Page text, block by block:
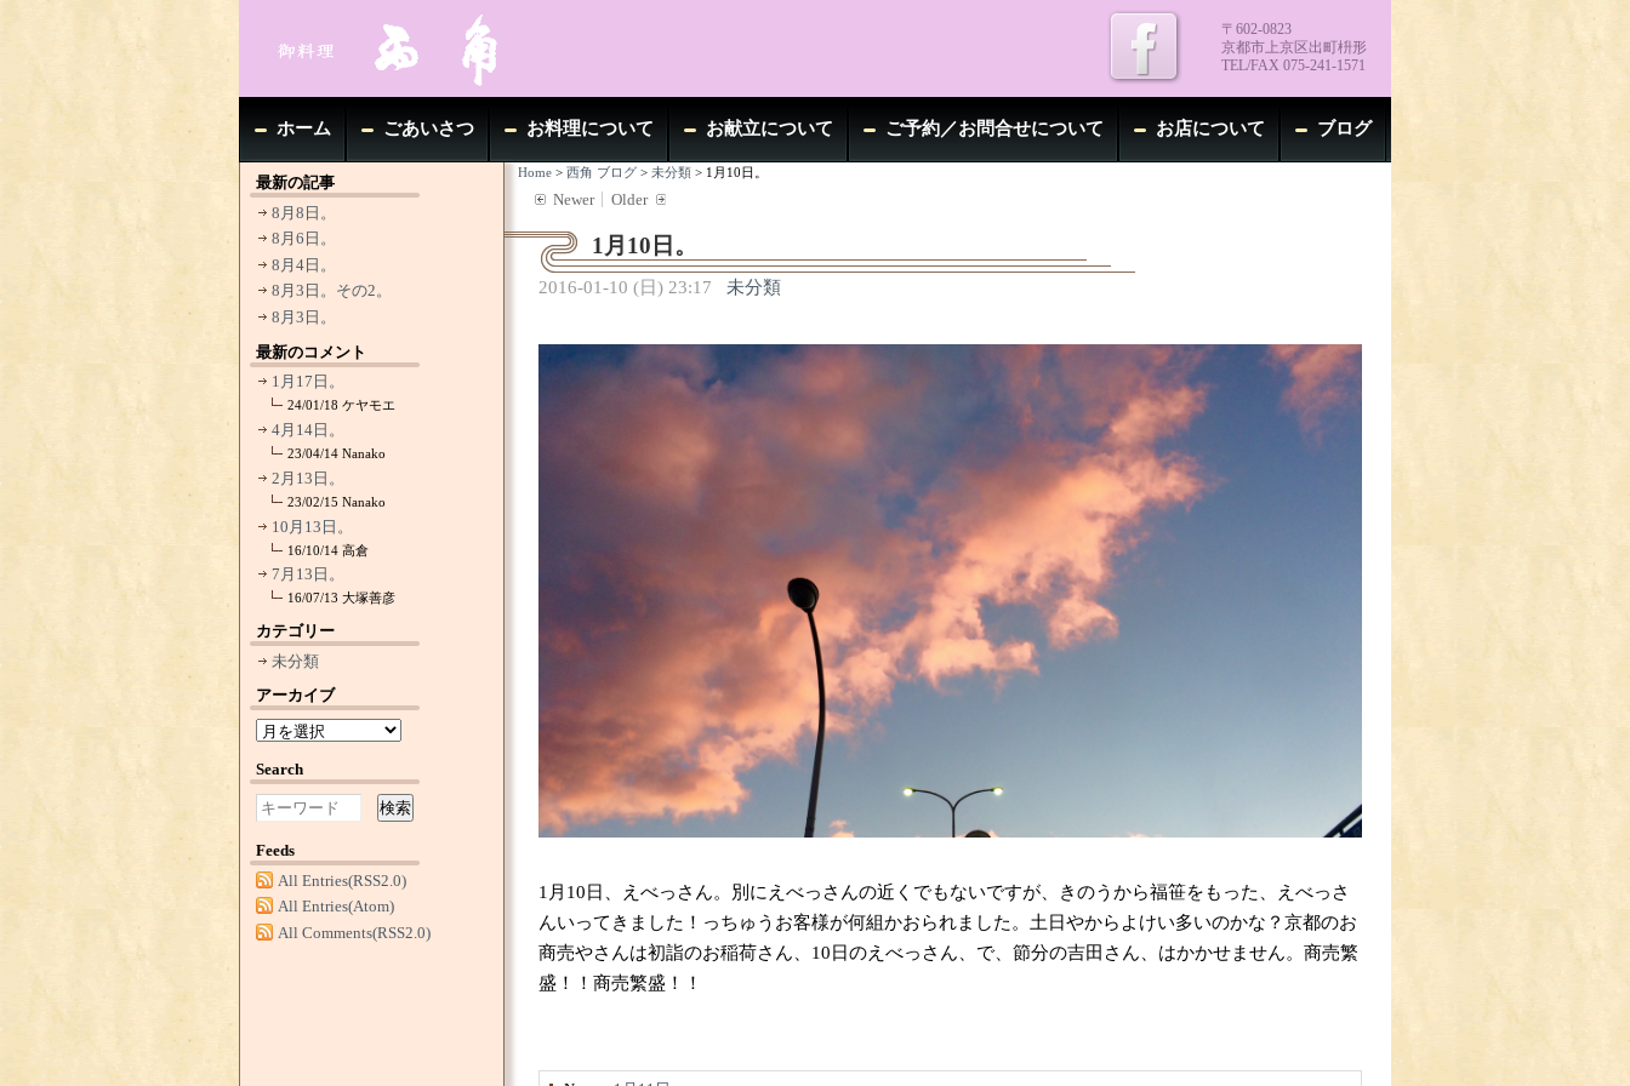
〒602-0823
京都市上京区出町枡形
TEL/FAX 075-241-1571
ホーム ごあいさつ お料理について お献立について ご予約／お問合せについて お店について ブログ
Home> 西角 ブログ> 未分類> 1月10日。
Newer Older
1月10日。
2016-01-10 (日) 23:17 未分類
1月10日、えべっさん。別にえべっさんの近くでもないですが、きのうから福笹をもった、えべっさ
んいってきました！っちゅうお客様が何組かおられました。土日やからよけい多いのかな？京都のお
商売やさんは初詣のお稲荷さん、10日のえべっさん、で、節分の吉田さん、はかかせません。商売繁
盛！！商売繁盛！！
最新の記事
8月8日。
8月6日。
8月4日。
8月3日。その2。
8月3日。
最新のコメント
1月17日。
24/01/18ケヤモエ
4月14日。
23/04/14Nanako
2月13日。
23/02/15Nanako
10月13日。
16/10/14高倉
7月13日。
16/07/13大塚善彦
カテゴリー
未分類
アーカイブ
Search
検索
Feeds
All Entries(RSS2.0)
All Entries(Atom)
All Comments(RSS2.0)